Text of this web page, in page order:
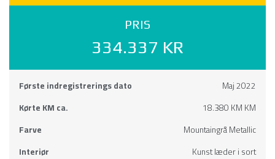
PRIS
334.337 KR
Første indregistrerings dato
Maj 2022
Kørte KM ca.
18.380 KM KM
Farve
Mountaingrå Metallic
Interiør
Kunst læder i sort